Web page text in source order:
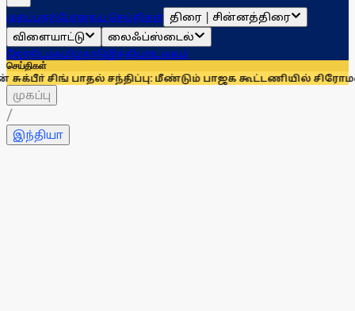
முகப்புதற்போதைய செய்திகள் திரை | சின்னத்திரை
விளையாட்டு
லைஃப்ஸ்டைல்
ஜோதிடம்தமிழ்நாடுஇந்தியாஉலகம்
செய்திகள்
பாதல் சந்திப்பு: மீண்டும் பாஜக கூட்டணியில் சிரோமணி
முகப்பு
/
இந்தியா